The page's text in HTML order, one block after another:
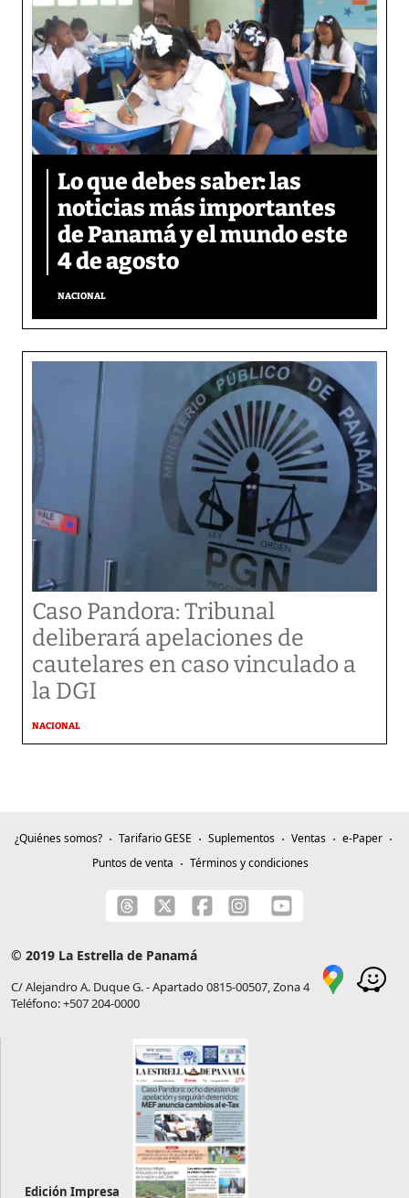
Lo que debes saber: las
noticias más importantes
de Panamá y el mundo este
4 de agosto
NACIONAL
Caso Pandora: Tribunal
deliberará apelaciones de
cautelares en caso vinculado a
la DGI
NACIONAL
¿Quiénes somos? Tarifario GESE Suplementos Ventas
e-Paper
Puntos de venta
Términos y condiciones
© 2019 La Estrella de Panamá
C/ Alejandro A. Duque G. - Apartado 0815-00507, Zona 4
Teléfono: +507 204-0000
Edición Impresa